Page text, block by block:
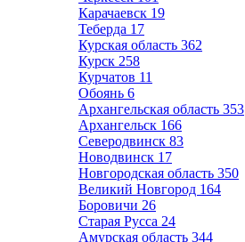
Карачаевск 19
Теберда 17
Курская область 362
Курск 258
Курчатов 11
Обоянь 6
Архангельская область 353
Архангельск 166
Северодвинск 83
Новодвинск 17
Новгородская область 350
Великий Новгород 164
Боровичи 26
Старая Русса 24
Амурская область 344